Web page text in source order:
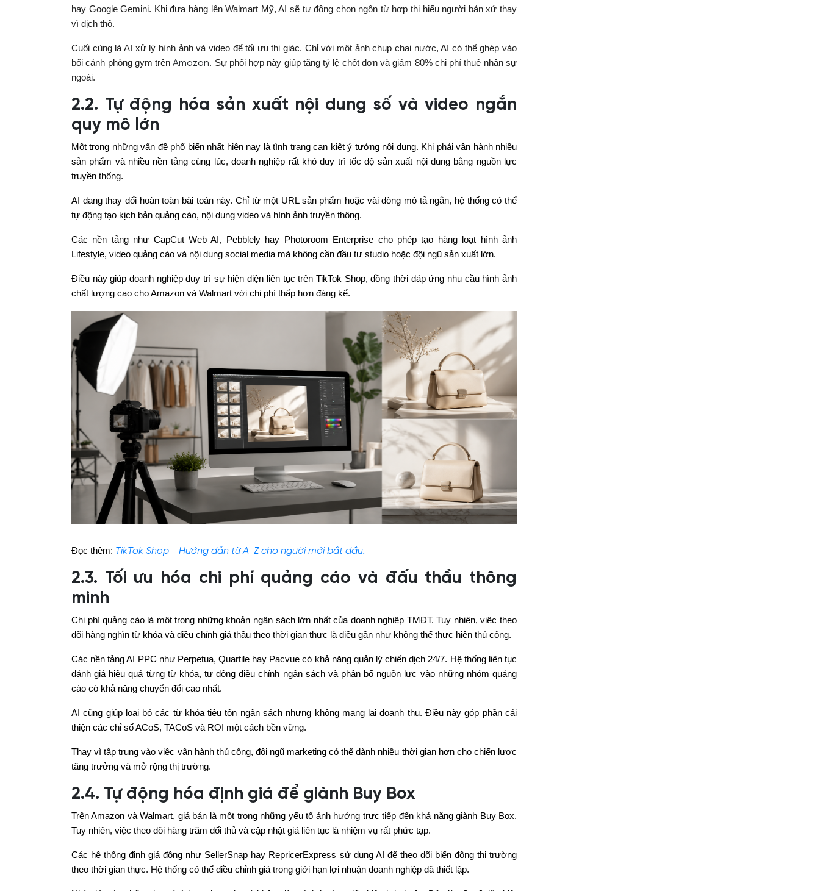
hay Google Gemini. Khi đưa hàng lên Walmart Mỹ, AI sẽ tự động chọn ngôn từ hợp thị hiếu người bản xứ thay
vì dịch thô.
Cuối cùng là AI xử lý hình ảnh và video để tối ưu thị giác. Chỉ với một ảnh chụp chai nước, AI có thể ghép vào
bối cảnh phòng gym trênAmazon. Sự phối hợp này giúp tăng tỷ lệ chốt đơn và giảm 80% chi phí thuê nhân sự
ngoài.
2.2. Tự động hóa sản xuất nội dung số và video ngắn
quy mô lớn
Một trong những vấn đề phổ biến nhất hiện nay là tình trạng cạn kiệt ý tưởng nội dung. Khi phải vận hành nhiều
sản phẩm và nhiều nền tảng cùng lúc, doanh nghiệp rất khó duy trì tốc độ sản xuất nội dung bằng nguồn lực
truyền thống.
AI đang thay đổi hoàn toàn bài toán này. Chỉ từ một URL sản phẩm hoặc vài dòng mô tả ngắn, hệ thống có thể
tự động tạo kịch bản quảng cáo, nội dung video và hình ảnh truyền thông.
Các nền tảng như CapCut Web AI, Pebblely hay Photoroom Enterprise cho phép tạo hàng loạt hình ảnh
Lifestyle, video quảng cáo và nội dung social media mà không cần đầu tư studio hoặc đội ngũ sản xuất lớn.
Điều này giúp doanh nghiệp duy trì sự hiện diện liên tục trên TikTok Shop, đồng thời đáp ứng nhu cầu hình ảnh
chất lượng cao cho Amazon và Walmart với chi phí thấp hơn đáng kể.
Đọc thêm: TikTok Shop - Hướng dẫn từ A-Z cho người mới bắt đầu.
2.3. Tối ưu hóa chi phí quảng cáo và đấu thầu thông
minh
Chi phí quảng cáo là một trong những khoản ngân sách lớn nhất của doanh nghiệp TMĐT. Tuy nhiên, việc theo
dõi hàng nghìn từ khóa và điều chỉnh giá thầu theo thời gian thực là điều gần như không thể thực hiện thủ công.
Các nền tảng AI PPC như Perpetua, Quartile hay Pacvue có khả năng quản lý chiến dịch 24/7. Hệ thống liên tục
đánh giá hiệu quả từng từ khóa, tự động điều chỉnh ngân sách và phân bổ nguồn lực vào những nhóm quảng
cáo có khả năng chuyển đổi cao nhất.
AI cũng giúp loại bỏ các từ khóa tiêu tốn ngân sách nhưng không mang lại doanh thu. Điều này góp phần cải
thiện các chỉ số ACoS, TACoS và ROI một cách bền vững.
Thay vì tập trung vào việc vận hành thủ công, đội ngũ marketing có thể dành nhiều thời gian hơn cho chiến lược
tăng trưởng và mở rộng thị trường.
2.4. Tự động hóa định giá để giành Buy Box
Trên Amazon và Walmart, giá bán là một trong những yếu tố ảnh hưởng trực tiếp đến khả năng giành Buy Box.
Tuy nhiên, việc theo dõi hàng trăm đối thủ và cập nhật giá liên tục là nhiệm vụ rất phức tạp.
Các hệ thống định giá động như SellerSnap hay RepricerExpress sử dụng AI để theo dõi biến động thị trường
theo thời gian thực. Hệ thống có thể điều chỉnh giá trong giới hạn lợi nhuận doanh nghiệp đã thiết lập.